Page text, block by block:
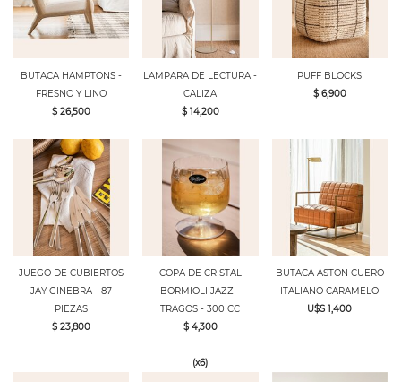
BUTACA HAMPTONS -
FRESNO Y LINO
$ 26,500
LAMPARA DE LECTURA -
CALIZA
$ 14,200
PUFF BLOCKS
$ 6,900
JUEGO DE CUBIERTOS
JAY GINEBRA - 87
PIEZAS
$ 23,800
COPA DE CRISTAL
BORMIOLI JAZZ -
TRAGOS - 300 CC
$ 4,300
(x6)
BUTACA ASTON CUERO
ITALIANO CARAMELO
U$S 1,400